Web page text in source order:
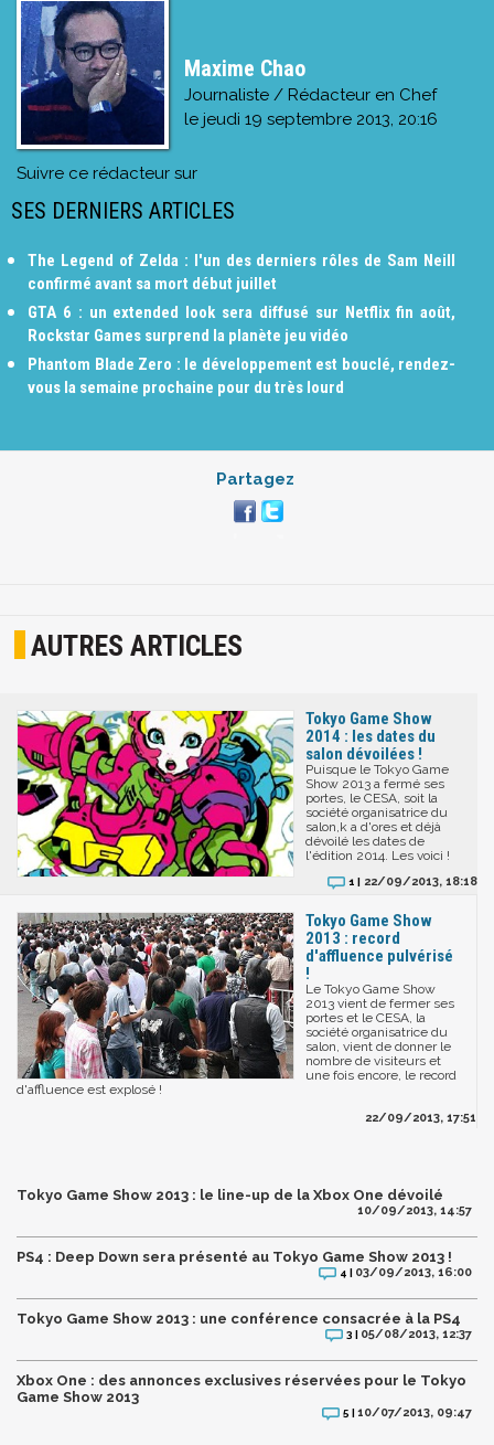
Maxime Chao
Journaliste / Rédacteur en Chef
le jeudi 19 septembre 2013, 20:16
Suivre ce rédacteur sur
SES DERNIERS ARTICLES
The Legend of Zelda : l'un des derniers rôles de Sam Neill
confirmé avant sa mort début juillet
GTA 6 : un extended look sera diffusé sur Netflix fin août,
Rockstar Games surprend la planète jeu vidéo
Phantom Blade Zero : le développement est bouclé, rendez-
vous la semaine prochaine pour du très lourd
Partagez
AUTRES ARTICLES
Tokyo Game Show
2014 : les dates du
salon dévoilées !
Puisque le Tokyo Game
Show 2013 a fermé ses
portes, le CESA, soit la
société organisatrice du
salon,k a d'ores et déjà
dévoilé les dates de
l'édition 2014. Les voici !
1 | 22/09/2013, 18:18
Tokyo Game Show
2013 : record
d'affluence pulvérisé
!
Le Tokyo Game Show
2013 vient de fermer ses
portes et le CESA, la
société organisatrice du
salon, vient de donner le
nombre de visiteurs et
une fois encore, le record
d'affluence est explosé !
22/09/2013, 17:51
Tokyo Game Show 2013 : le line-up de la Xbox One dévoilé
10/09/2013, 14:57
PS4 : Deep Down sera présenté au Tokyo Game Show 2013 !
4 | 03/09/2013, 16:00
Tokyo Game Show 2013 : une conférence consacrée à la PS4
3 | 05/08/2013, 12:37
Xbox One : des annonces exclusives réservées pour le Tokyo
Game Show 2013
5 |10/07/2013, 09:47